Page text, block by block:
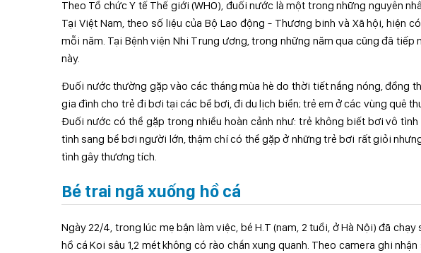
Theo Tổ chức Y tế Thế giới (WHO), đuối nước là một trong những nguyên
Tại Việt Nam, theo số liệu của Bộ Lao động - Thương binh và Xã hội, hiện
mỗi năm. Tại Bệnh viện Nhi Trung ương, trong những năm qua cũng đã tiếp
này.
Đuối nước thường gặp vào các tháng mùa hè do thời tiết nắng nóng, đồng
gia đình cho trẻ đi bơi tại các bể bơi, đi du lịch biển; trẻ em ở các vùng quê
Đuối nước có thể gặp trong nhiều hoàn cảnh như: trẻ không biết bơi vô
tình sang bể bơi người lớn, thậm chí có thể gặp ở những trẻ bơi rất giỏi
tình gây thương tích.
Bé trai ngã xuống hồ cá
Ngày 22/4, trong lúc mẹ bận làm việc, bé H.T (nam, 2 tuổi, ở Hà Nội) đã
hồ cá Koi sâu 1,2 mét không có rào chắn xung quanh. Theo camera ghi